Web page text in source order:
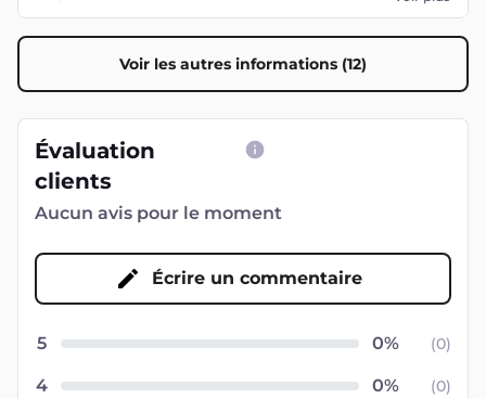
Voir les autres informations (12)
Évaluation
clients
Aucun avis pour le moment
Écrire un commentaire
5 (0)
4 (0)